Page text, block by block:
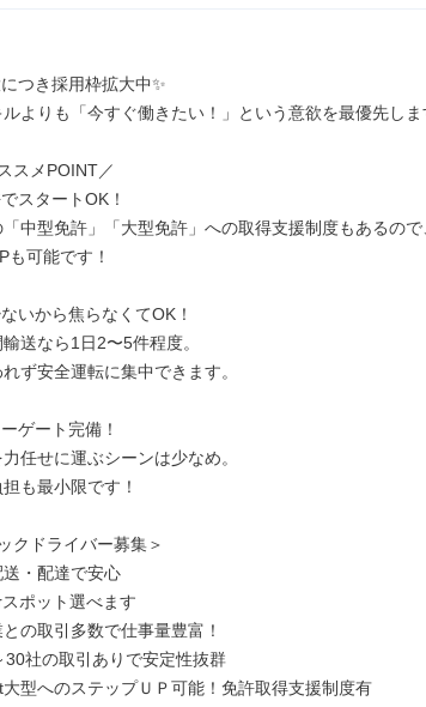
つき採用枠拡大中✨
よりも「今すぐ働きたい！」という意欲を最優先しま
スメPOINT／
スタートOK！
「中型免許」「大型免許」への取得支援制度もあるの
も可能です！
いから焦らなくてOK！
送なら1日2〜5件程度。
ず安全運転に集中できます。
ゲート完備！
任せに運ぶシーンは少なめ。
も最小限です！
クドライバー募集＞
・配達で安心
ポット選べます
の取引多数で仕事量豊富！
社の取引ありで安定性抜群
型へのステップＵＰ可能！免許取得支援制度有